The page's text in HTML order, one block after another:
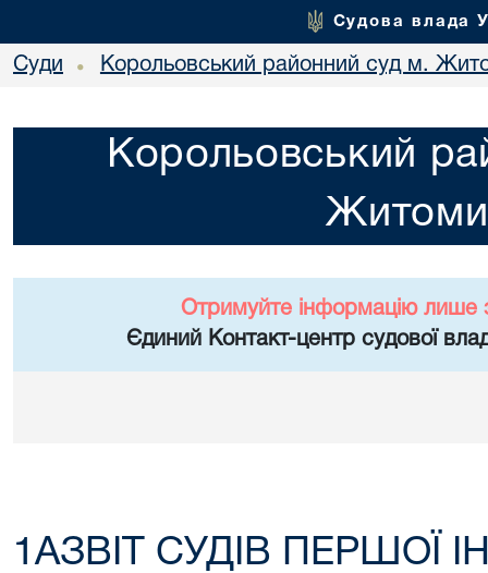
Судова влада
Суди • Корольовський районний суд м.
Корольовський
Отримуйте інформацію лише
Єдиний Контакт-центр судової
1АЗВІТ СУДІВ ПЕРШОЇ